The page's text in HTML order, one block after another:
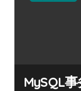
MySQL